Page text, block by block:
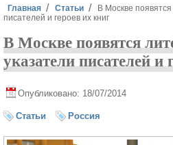
Вы здесь
Главная Статьи
В Москве
писателей и героев их книг
В Москве появятся
указатели писателей и
Опубликовано: 18/07/2014
Статьи Россия